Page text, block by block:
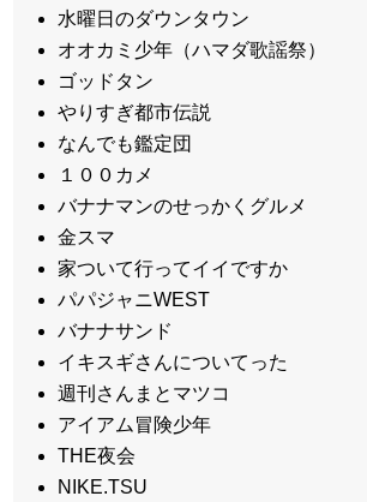
水曜日のダウンタウン
オオカミ少年（ハマダ歌謡祭）
ゴッドタン
やりすぎ都市伝説
なんでも鑑定団
１００カメ
バナナマンのせっかくグルメ
金スマ
家ついて行ってイイですか
パパジャニWEST
バナナサンド
イキスギさんについてった
週刊さんまとマツコ
アイアム冒険少年
THE夜会
NIKE.TSU